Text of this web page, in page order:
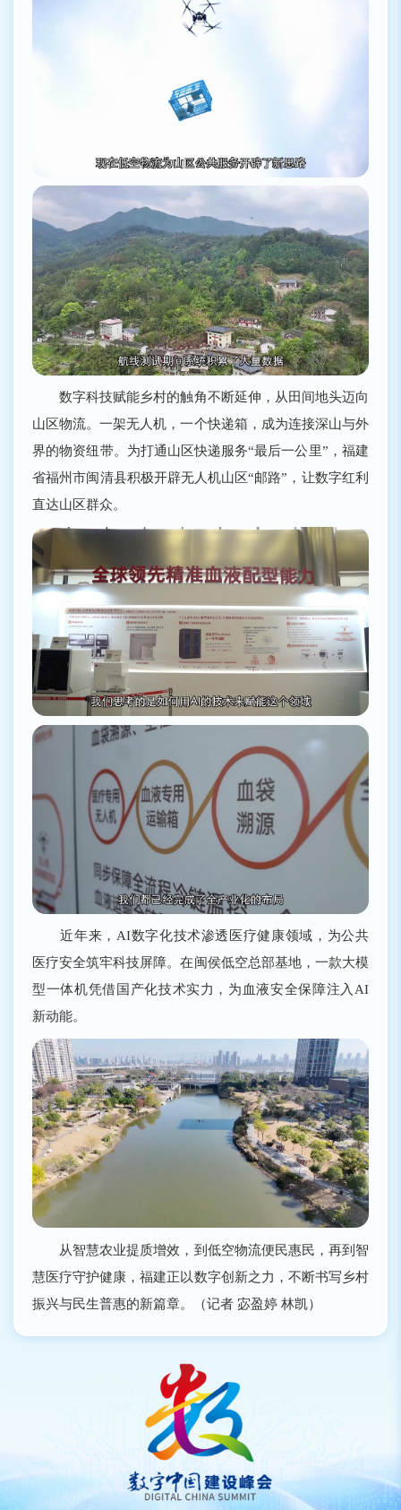
数字科技赋能乡村的触角不断延伸，从田间地头迈向
山区物流。一架无人机，一个快递箱，成为连接深山与外
界的物资纽带。为打通山区快递服务“最后一公里”，福建
省福州市闽清县积极开辟无人机山区“邮路”，让数字红利
直达山区群众。
近年来，AI数字化技术渗透医疗健康领域，为公共
医疗安全筑牢科技屏障。在闽侯低空总部基地，一款大模
型一体机凭借国产化技术实力，为血液安全保障注入AI
新动能。
从智慧农业提质增效，到低空物流便民惠民，再到智
慧医疗守护健康，福建正以数字创新之力，不断书写乡村
振兴与民生普惠的新篇章。（记者 宓盈婷 林凯）